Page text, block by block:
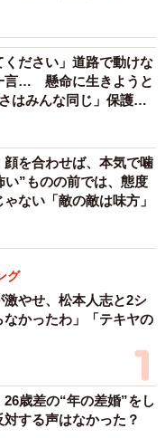
的に遊び、ストレス
たそう。
しから逃げていまし
ください」道路で動けな
言… 懸命に生きようと
はみんな同じ」保護団
顔を合わせば、本気で噛
”ものの前では、態度
ない「敵の敵は味方」
グ
激やせ、松本人志と2シ
なかったわ」「テキヤの
26歳差の“年の差婚”をし
する声はなかった？